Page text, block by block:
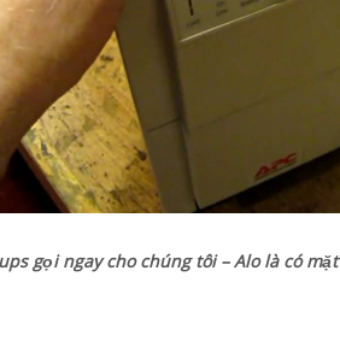
gọi ngay cho chúng tôi – Alo là có mặt